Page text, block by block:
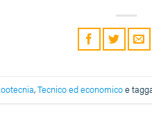
,Tecnico ed economicoe